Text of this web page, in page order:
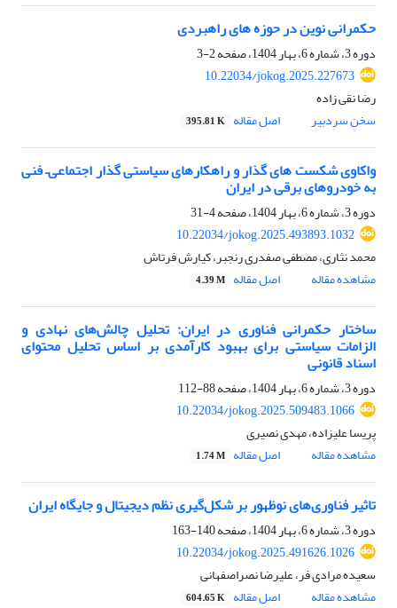
حکمرانی نوین در حوزه های راهبردی
دوره 3، شماره 6، بهار 1404، صفحه
2-3
10.22034/jokog.2025.227673
رضا نقی زاده
سخن سردبیر
اصل مقاله 395.81 K
واکاوی شکست های گذار و راهکارهای سیاستی گذار اجتماعی– فنی
به خودروهای برقی در ایران
دوره 3، شماره 6، بهار 1404، صفحه
4-31
10.22034/jokog.2025.493893.1032
محمد نثاری، مصطفی صفدری رنجبر، کیارش فرتاش
مشاهده مقاله
اصل مقاله 4.39 M
ساختار حکمرانی فناوری در ایران: تحلیل چالش‌های نهادی و
الزامات سیاستی برای بهبود کارآمدی بر اساس تحلیل محتوای
اسناد قانونی
دوره 3، شماره 6، بهار 1404، صفحه
88-112
10.22034/jokog.2025.509483.1066
پریسا علیزاده، مهدی نصیری
مشاهده مقاله
اصل مقاله 1.74 M
تاثیر فناوری‌های نوظهور بر شکل‌گیری نظم دیجیتال و جایگاه ایران
دوره 3، شماره 6، بهار 1404، صفحه
140-163
10.22034/jokog.2025.491626.1026
سعیده مرادی فر، علیرضا نصراصفهانی
مشاهده مقاله
اصل مقاله 604.65 K